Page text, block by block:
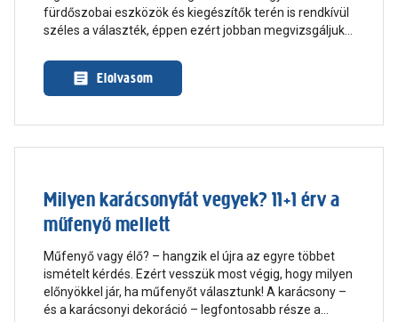
fürdőszobai eszközök és kiegészítők terén is rendkívül
széles a választék, éppen ezért jobban megvizsgáljuk
Bemutatjuk a kínálatot, hogy mire kell figyelni a
zuhanypanel beépítéskor, de a különböző típusok
Elolvasom
Milyen karácsonyfát vegyek? 11+1 érv a
műfenyő mellett
Műfenyő vagy élő? – hangzik el újra az egyre többet
ismételt kérdés. Ezért vesszük most végig, hogy milyen
előnyökkel jár, ha műfenyőt választunk! A karácsony –
és a karácsonyi dekoráció – legfontosabb része a